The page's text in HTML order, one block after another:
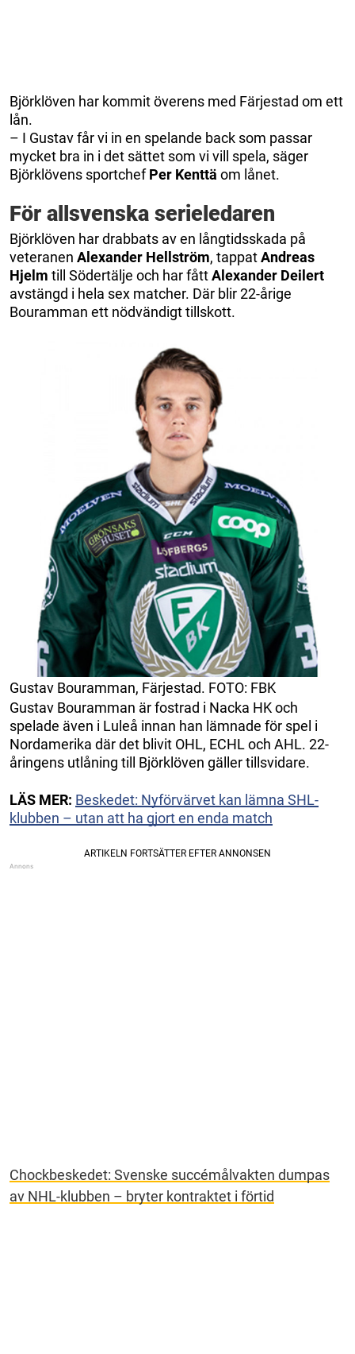
Björklöven har kommit överens med Färjestad om ett
lån.
– I Gustav får vi in en spelande back som passar
mycket bra in i det sättet som vi vill spela, säger
Björklövens sportchefPer Kenttä om lånet.
För allsvenska serieledaren
Björklöven har drabbats av en långtidsskada på
veteranen Alexander Hellström, tappatAndreas
Hjelm till Södertälje och har fåttAlexander Deilert
avstängd i hela sex matcher. Där blir 22-årige
Bouramman ett nödvändigt tillskott.
Gustav Bouramman, Färjestad. FOTO: FBK
Gustav Bouramman är fostrad i Nacka HK och
spelade även i Luleå innan han lämnade för spel i
Nordamerika där det blivit OHL, ECHL och AHL. 22-
åringens utlåning till Björklöven gäller tillsvidare.
LÄS MER: Beskedet: Nyförvärvet kan lämna SHL-
klubben – utan att ha gjort en enda match
Chockbeskedet: Svenske succémålvakten dumpas
av NHL-klubben – bryter kontraktet i förtid